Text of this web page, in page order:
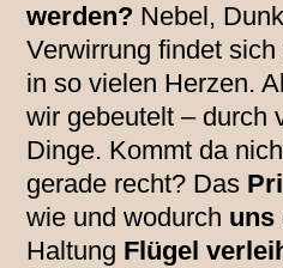
werden? Nebel,
Verwirrung findet
in so vielen Herzen.
wir gebeutelt – durch
Dinge. Kommt da
gerade recht? Das
wie und wodurch uns
Haltung Flügel